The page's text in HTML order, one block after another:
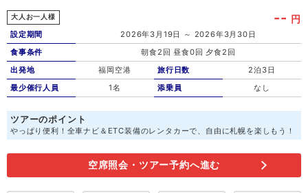
大人お一人様 -- 円
設定期間
2026年3月19日 ～ 2026年3月30日
食事条件
朝食2回 昼食0回 夕食2回
出発地
福岡空港
最少催行人員
1名
旅行日数
2泊3日
添乗員
なし
ツアーのポイント
やっぱり便利！全車ナビ＆ETC装備のレンタカーで、自由に札幌を楽しもう！
空席照会・ツアー予約へ進む